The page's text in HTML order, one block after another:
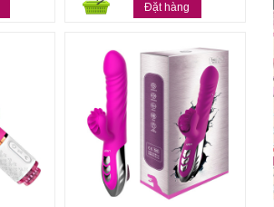
Đặt hàng